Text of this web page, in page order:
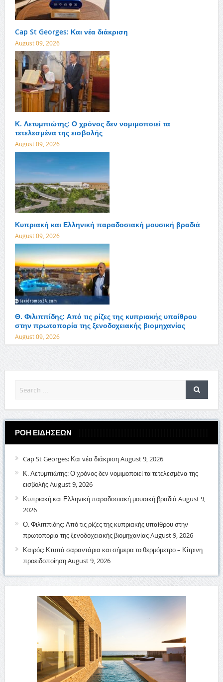
Cap St Georges: Και νέα διάκριση
August 09, 2026
Κ. Λετυμπιώτης: Ο χρόνος δεν νομιμοποιεί τα
τετελεσμένα της εισβολής
August 09, 2026
Κυπριακή και Ελληνική παραδοσιακή μουσική βραδιά
August 09, 2026
Θ. Φιλιππίδης: Από τις ρίζες της κυπριακής υπαίθρου
στην πρωτοπορία της ξενοδοχειακής βιομηχανίας
August 09, 2026
ΡΟΗ ΕΙΔΗΣΕΩΝ
Cap St Georges: Και νέα διάκρισηAugust 9, 2026
Κ. Λετυμπιώτης: Ο χρόνος δεν νομιμοποιεί τα τετελεσμένα της
εισβολήςAugust 9, 2026
Κυπριακή και Ελληνική παραδοσιακή μουσική βραδιά August 9,
2026
Θ. Φιλιππίδης: Από τις ρίζες της κυπριακής υπαίθρου στην
πρωτοπορία της ξενοδοχειακής βιομηχανίαςAugust 9, 2026
Καιρός: Κτυπά σαραντάρια και σήμερα το θερμόμετρο – Κίτρινη
προειδοποίησηAugust 9, 2026